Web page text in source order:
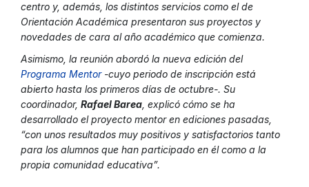
centro y, además, los distintos servicios como el de
Orientación Académica presentaron sus proyectos y
novedades de cara al año académico que comienza.
Asimismo, la reunión abordó la nueva edición del
Programa Mentor-cuyo periodo de inscripción está
abierto hasta los primeros días de octubre-. Su
coordinador, Rafael Barea , explicó cómo se ha
desarrollado el proyecto mentor en ediciones pasadas,
“con unos resultados muy positivos y satisfactorios tanto
para los alumnos que han participado en él como a la
propia comunidad educativa”.